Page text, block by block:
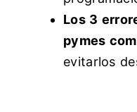
Los 3
pymes
evitarlos